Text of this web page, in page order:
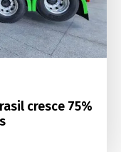
cresce 75%